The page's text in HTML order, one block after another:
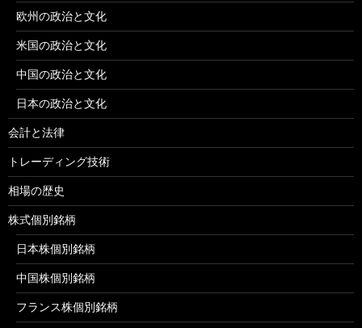
欧州の政治と文化
米国の政治と文化
中国の政治と文化
日本の政治と文化
会計と法律
トレーディング技術
相場の歴史
株式個別銘柄
日本株個別銘柄
中国株個別銘柄
フランス株個別銘柄